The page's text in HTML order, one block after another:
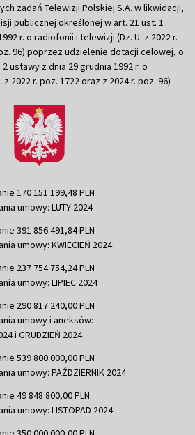
zadań Telewizji Polskiej S.A. w likwidacji,
publicznej określonej w art. 21 ust. 1
r. o radiofonii i telewizji (Dz. U. z 2022 r.
96) poprzez udzielenie dotacji celowej, o
ustawy z dnia 29 grudnia 1992 r. o
2022 r. poz. 1722 oraz z 2024 r. poz. 96)
170 151 199,48 PLN
umowy: LUTY 2024
391 856 491,84 PLN
umowy: KWIECIEŃ 2024
237 754 754,24 PLN
umowy: LIPIEC 2024
290 817 240,00 PLN
umowy i aneksów:
i GRUDZIEŃ 2024
539 800 000,00 PLN
umowy: PAŹDZIERNIK 2024
49 848 800,00 PLN
umowy: LISTOPAD 2024